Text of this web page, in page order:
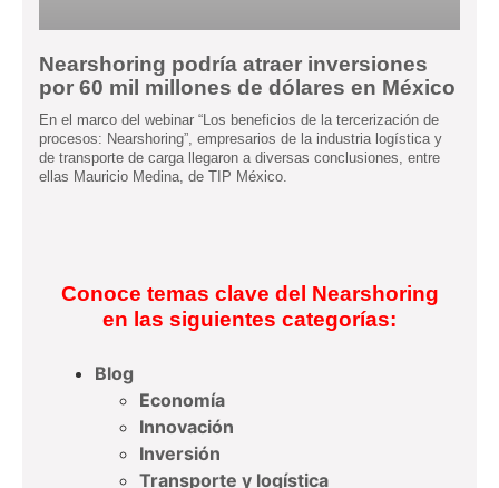
Nearshoring podría atraer inversiones
por 60 mil millones de dólares en México
En el marco del webinar “Los beneficios de la tercerización de
procesos: Nearshoring”, empresarios de la industria logística y
de transporte de carga llegaron a diversas conclusiones, entre
ellas Mauricio Medina, de TIP México.
Conoce temas clave del Nearshoring
en las siguientes categorías:
Blog
Economía
Innovación
Inversión
Transporte y logística